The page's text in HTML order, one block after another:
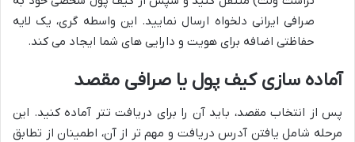
صرافی ایرانی دلخواه ارسال نمایید. این واسطه گری، یک لایه
حفاظتی اضافه برای هویت و دارایی های شما ایجاد می کند.
آماده سازی کیف پول یا صرافی مقصد
پس از انتخاب مقصد، باید آن را برای دریافت تتر آماده کنید. این
مرحله شامل یافتن آدرس دریافت و مهم تر از آن، اطمینان از تطابق